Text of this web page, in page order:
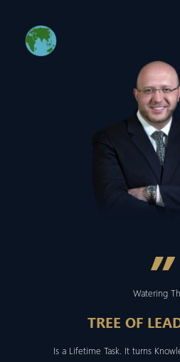
”
Watering
TREE OF
Is a Lifetime Task. It turns